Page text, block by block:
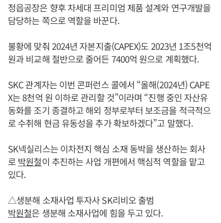
정읍공장은 향후 차세대 프리미엄 제품 설계와 연구개발을
담당하는 쪽으로 역할을 바꾼다.
불황에 맞춰 2024년 자본지출(CAPEX)도 2023년 1조5천억
원과 비교해 절반으로 줄어든 7400억 원으로 계획했다.
SKC 관계자는 이번 콘퍼런스 콜에서 “올해(2024년) CAPE
X는 8천억 원 이하로 관리할 것”이라며 “진행 중인 자산유
동화를 조기 종결하고 해외 정부로부터 보조금을 적극적으
로 수취해 현금 유동성을 추가 확보하겠다”고 말했다.
SK넥실리스는 이차전지 핵심 소재 동박을 생산하는 회사
로박원철이 추진하는 사업 개편에서 핵심적 역할을 맡고
있다.
△생분해 소재사업 투자사 SK리비오 출범
박원철은 생분해 소재사업에 힘을 두고 있다.